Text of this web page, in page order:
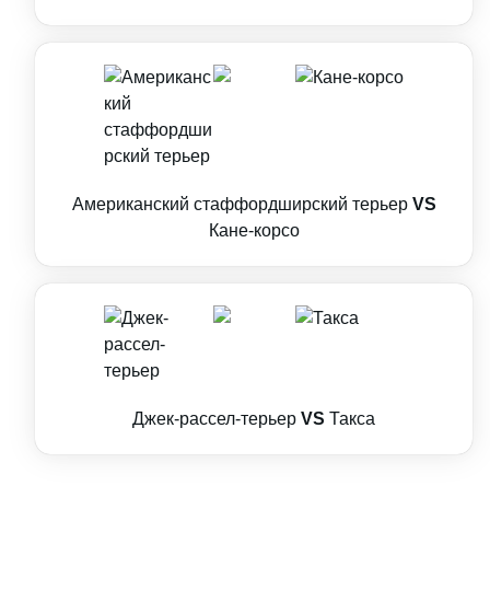
Американский стаффордширский терьер VS
Кане-корсо
Джек-рассел-терьер VS Такса